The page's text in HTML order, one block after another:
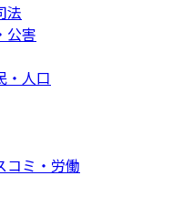
法
公害
・人口
コミ・労働